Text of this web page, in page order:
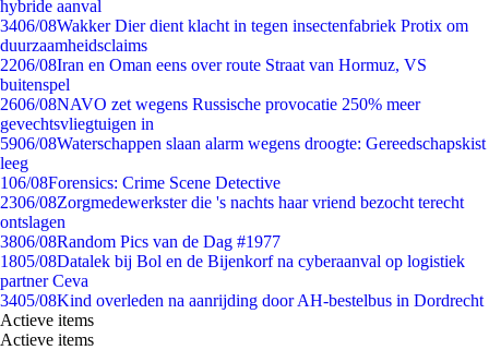
hybride aanval
3406/08Wakker Dier dient klacht in tegen insectenfabriek Protix om
duurzaamheidsclaims
2206/08Iran en Oman eens over route Straat van Hormuz, VS
buitenspel
2606/08NAVO zet wegens Russische provocatie 250% meer
gevechtsvliegtuigen in
5906/08Waterschappen slaan alarm wegens droogte: Gereedschapskist
leeg
106/08Forensics: Crime Scene Detective
2306/08Zorgmedewerkster die 's nachts haar vriend bezocht terecht
ontslagen
3806/08Random Pics van de Dag #1977
1805/08Datalek bij Bol en de Bijenkorf na cyberaanval op logistiek
partner Ceva
3405/08Kind overleden na aanrijding door AH-bestelbus in Dordrecht
Actieve items
Actieve items